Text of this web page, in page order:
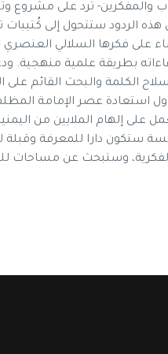
والمفكرين- ترد على مشروع
الردود ستتحول إلى كُتيبات
على فكرها السلالي العنصري
بطريقة علمية منهجية.
الكلمة والبحث القائم على
استعادة عصر الإمامة
على إلهام الملايين من
ستكون دارا للمعرفة وقبلة
وستبحث عن مساحات